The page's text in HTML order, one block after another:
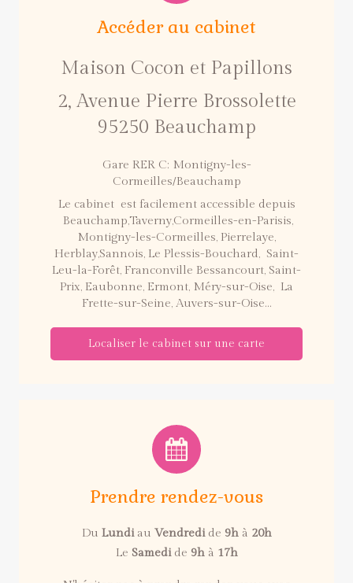
Accéder au cabinet
Maison Cocon et Papillons
2, Avenue Pierre Brossolette
95250 Beauchamp
Gare RER C: Montigny-les-
Cormeilles/Beauchamp
Le cabinet est facilement accessible depuis
Beauchamp,Taverny,Cormeilles-en-Parisis,
Montigny-les-Cormeilles, Pierrelaye,
Herblay,Sannois, Le Plessis-Bouchard, Saint-
Leu-la-Forêt, Franconville Bessancourt, Saint-
Prix, Eaubonne, Ermont, Méry-sur-Oise, La
Frette-sur-Seine, Auvers-sur-Oise...
Localiser le cabinet sur une carte
Prendre rendez-vous
Du Lundiau Vendredide 9hà 20h
Le Samedide 9hà 17h